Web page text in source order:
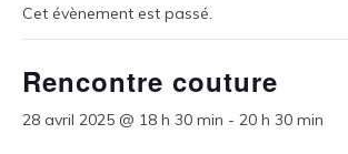
Cet évènement est passé.
Rencontre couture
28 avril 2025 @ 18 h 30 min - 20 h 30 min